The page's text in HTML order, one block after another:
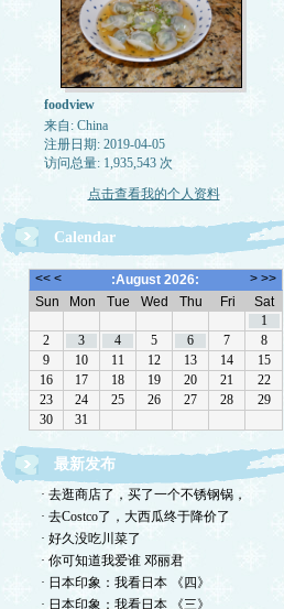
foodview
来自: China
注册日期: 2019-04-05
访问总量: 1,935,543 次
点击查看我的个人资料
Calendar
最新发布
· 去逛商店了，买了一个不锈钢锅，
· 去Costco了，大西瓜终于降价了
· 好久没吃川菜了
· 你可知道我爱谁 邓丽君
· 日本印象：我看日本 《四》
· 日本印象：我看日本 《三》